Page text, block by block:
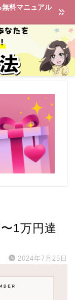
無料マニュアル
1万円達
2024年7月25日